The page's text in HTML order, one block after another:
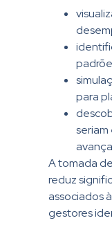
para
seriam
A tomada
reduz
associados
gestores